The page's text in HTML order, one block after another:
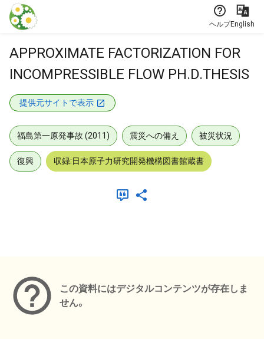
本文に飛ぶ
ヘルプEnglish
APPROXIMATE FACTORIZATION FOR
INCOMPRESSIBLE FLOW PH.D.THESIS
提供元サイトで表示
福島第一原発事故 (2011) 震災への備え 被災状況
復興 収録:日本原子力研究開発機構図書館蔵書
この資料にはデジタルコンテンツが存在しま
せん。